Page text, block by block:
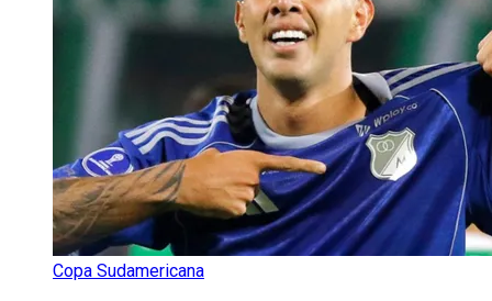
Copa Sudamericana